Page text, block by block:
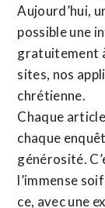
Aujourd’hui,
possible une
gratuitement
sites, nos
chrétienne.
Chaque
chaque
générosité.
l’immense
ce, avec une